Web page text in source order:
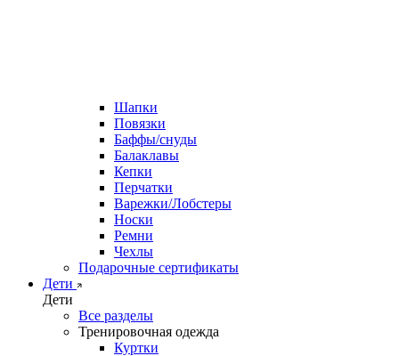
Шапки
Повязки
Баффы/снуды
Балаклавы
Кепки
Перчатки
Варежки/Лобстеры
Носки
Ремни
Чехлы
Подарочные сертификаты
Дети
Дети
Все разделы
Тренировочная одежда
Куртки